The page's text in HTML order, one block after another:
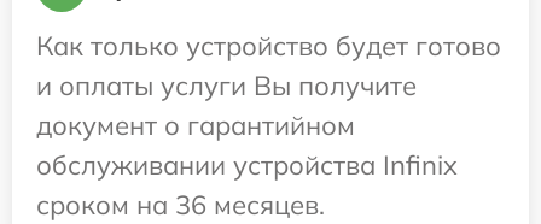
Как только устройство будет готово
и оплаты услуги Вы получите
документ о гарантийном
обслуживании устройства Infinix
сроком на 36 месяцев.